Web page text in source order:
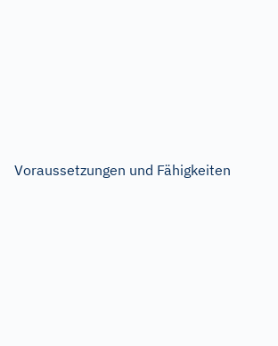
Voraussetzungen und Fähigkeiten